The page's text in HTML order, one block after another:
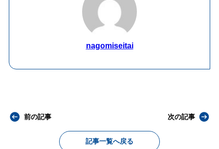
nagomiseitai
前の記事
記事一覧へ戻る
次の記事